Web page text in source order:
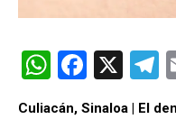
W
h
F
a
X
T
el
Culiacán, Sinaloa | El